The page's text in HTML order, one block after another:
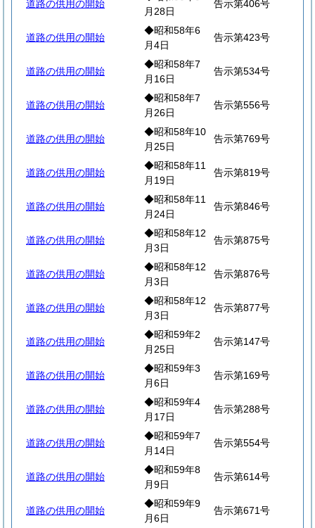
道路の供用の開始
月28日
告示第406号
道路の供用の開始
◆昭和58年6
月4日
告示第423号
道路の供用の開始
◆昭和58年7
月16日
告示第534号
道路の供用の開始
◆昭和58年7
月26日
告示第556号
道路の供用の開始
◆昭和58年10
月25日
告示第769号
道路の供用の開始
◆昭和58年11
月19日
告示第819号
道路の供用の開始
◆昭和58年11
月24日
告示第846号
道路の供用の開始
◆昭和58年12
月3日
告示第875号
道路の供用の開始
◆昭和58年12
月3日
告示第876号
道路の供用の開始
◆昭和58年12
月3日
告示第877号
道路の供用の開始
◆昭和59年2
月25日
告示第147号
道路の供用の開始
◆昭和59年3
月6日
告示第169号
道路の供用の開始
◆昭和59年4
月17日
告示第288号
道路の供用の開始
◆昭和59年7
月14日
告示第554号
道路の供用の開始
◆昭和59年8
月9日
告示第614号
道路の供用の開始
◆昭和59年9
月6日
告示第671号